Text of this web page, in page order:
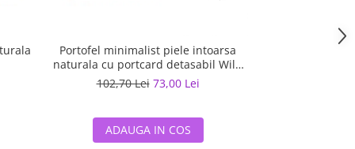
Portofel minimalist piele intoarsa
naturala cu portcard detasabil Wild
PORM202 Maron
102,70 Lei 73,00 Lei
ADAUGA IN COS